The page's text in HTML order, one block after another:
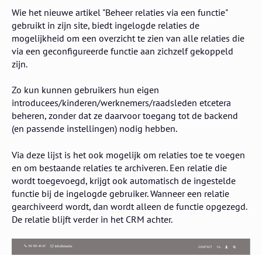
Wie het nieuwe artikel "Beheer relaties via een functie"
gebruikt in zijn site, biedt ingelogde relaties de
mogelijkheid om een overzicht te zien van alle relaties die
via een geconfigureerde functie aan zichzelf gekoppeld
zijn.
Zo kun kunnen gebruikers hun eigen
introducees/kinderen/werknemers/raadsleden etcetera
beheren, zonder dat ze daarvoor toegang tot de backend
(en passende instellingen) nodig hebben.
Via deze lijst is het ook mogelijk om relaties toe te voegen
en om bestaande relaties te archiveren. Een relatie die
wordt toegevoegd, krijgt ook automatisch de ingestelde
functie bij de ingelogde gebruiker. Wanneer een relatie
gearchiveerd wordt, dan wordt alleen de functie opgezegd.
De relatie blijft verder in het CRM achter.